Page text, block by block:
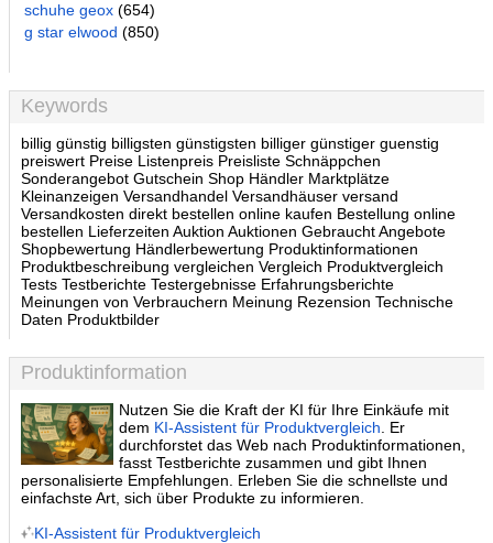
schuhe geox (654)
g star elwood (850)
Keywords
billig günstig billigsten günstigsten billiger günstiger guenstig
preiswert Preise Listenpreis Preisliste Schnäppchen
Sonderangebot Gutschein Shop Händler Marktplätze
Kleinanzeigen Versandhandel Versandhäuser versand
Versandkosten direkt bestellen online kaufen Bestellung online
bestellen Lieferzeiten Auktion Auktionen Gebraucht Angebote
Shopbewertung Händlerbewertung Produktinformationen
Produktbeschreibung vergleichen Vergleich Produktvergleich
Tests Testberichte Testergebnisse Erfahrungsberichte
Meinungen von Verbrauchern Meinung Rezension Technische
Daten Produktbilder
Produktinformation
Nutzen Sie die Kraft der KI für Ihre Einkäufe mit
dem KI-Assistent für Produktvergleich . Er
durchforstet das Web nach Produktinformationen,
fasst Testberichte zusammen und gibt Ihnen
personalisierte Empfehlungen. Erleben Sie die schnellste und
einfachste Art, sich über Produkte zu informieren.
KI-Assistent für Produktvergleich